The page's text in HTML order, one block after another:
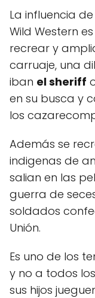
La influencia
Wild Western
recrear y
carruaje, una
iban el sheriff
en su busca y
los
Además se
indigenas de
salian en las
guerra de
soldados
Unión.
Es uno de los
y no a todos
sus hijos